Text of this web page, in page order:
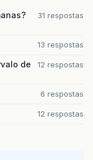
31 respostas
13 respostas
de
12 respostas
6 respostas
12 respostas